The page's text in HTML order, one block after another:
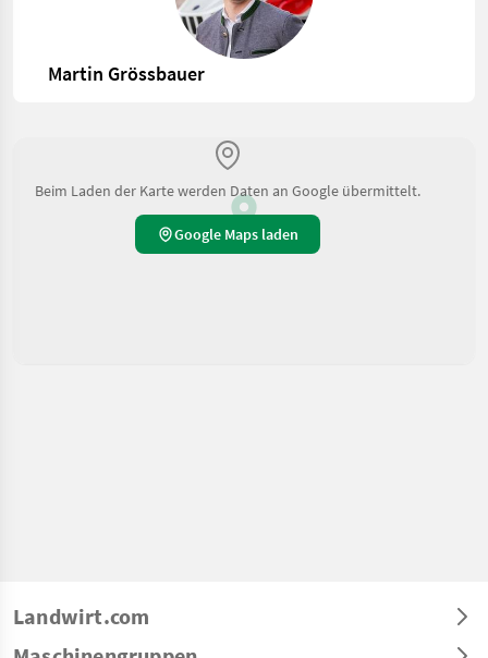
Martin Grössbauer
Beim Laden der Karte werden Daten an Google übermittelt.
Google Maps laden
Landwirt.com